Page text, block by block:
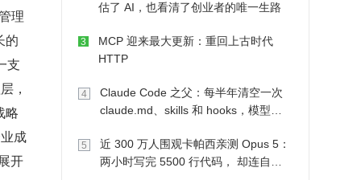
理
的
支
，
略
成
开
估了 AI，也看清了创业者的唯一生路
3
MCP 迎来最大更新：重回上古时代
HTTP
4
Claude Code 之父：每半年清空一次
claude.md、skills 和 hooks，模型自
5
近 300 万人围观卡帕西亲测 Opus 5：
两小时写完 5500 行代码， 却连自己